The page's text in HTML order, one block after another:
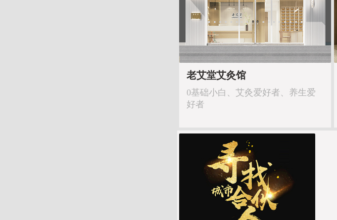
老艾堂艾灸馆
0基础小白、艾灸爱好者、养生爱
好者